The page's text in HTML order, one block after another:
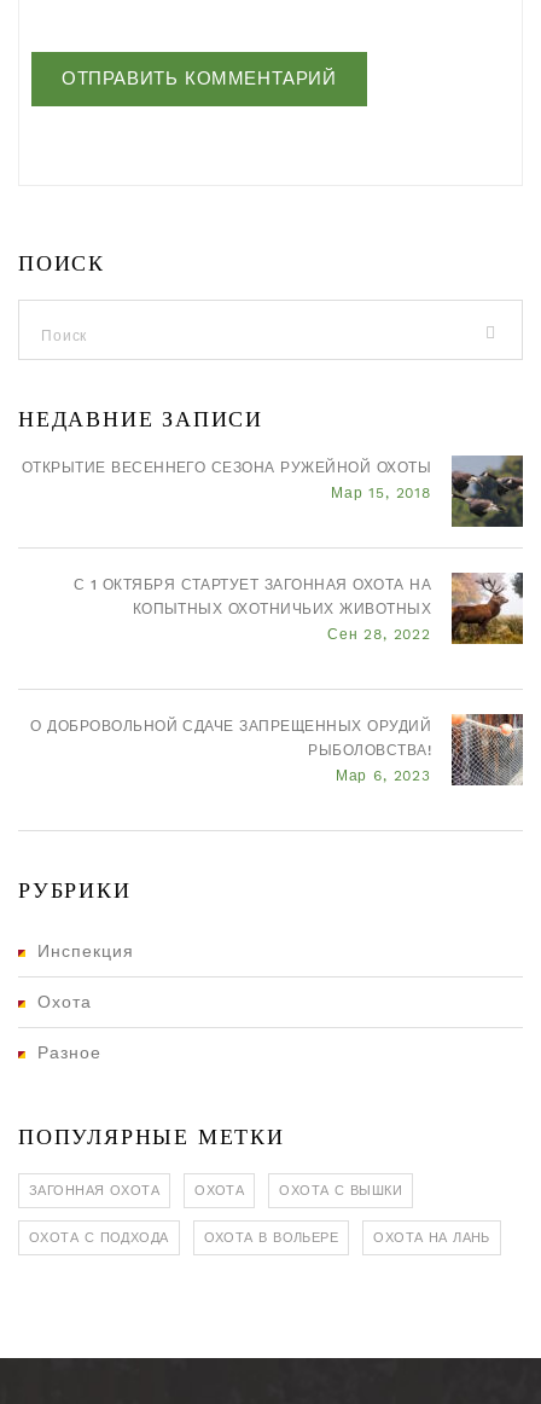
ПОИСК
НЕДАВНИЕ ЗАПИСИ
ОТКРЫТИЕ ВЕСЕННЕГО СЕЗОНА РУЖЕЙНОЙ ОХОТЫ
Мар 15, 2018
С 1 ОКТЯБРЯ СТАРТУЕТ ЗАГОННАЯ ОХОТА НА
КОПЫТНЫХ ОХОТНИЧЬИХ ЖИВОТНЫХ
Сен 28, 2022
О ДОБРОВОЛЬНОЙ СДАЧЕ ЗАПРЕЩЕННЫХ ОРУДИЙ
РЫБОЛОВСТВА!
Мар 6, 2023
РУБРИКИ
Инспекция
Охота
Разное
ПОПУЛЯРНЫЕ МЕТКИ
ЗАГОННАЯ ОХОТА ОХОТА ОХОТА С ВЫШКИ
ОХОТА С ПОДХОДА ОХОТА В ВОЛЬЕРЕ ОХОТА НА ЛАНЬ